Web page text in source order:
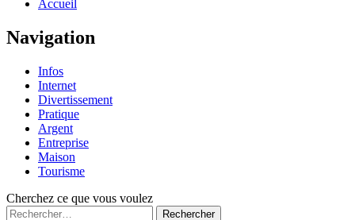
Haut
page
Accueil
Navigation
Infos
Internet
Divertissement
Pratique
Argent
Entreprise
Maison
Tourisme
Cherchez ce que vous voulez
Rechercher :